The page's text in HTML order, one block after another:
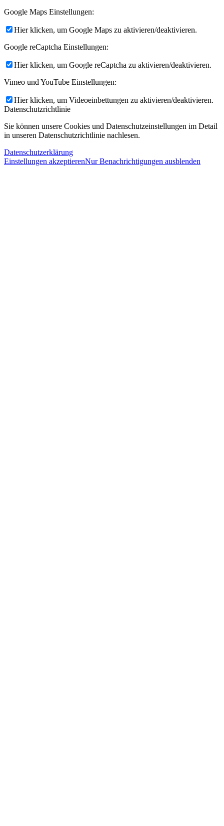
Google Maps Einstellungen:
Hier klicken, um Google Maps zu aktivieren/deaktivieren.
Google reCaptcha Einstellungen:
Hier klicken, um Google reCaptcha zu aktivieren/deaktivieren.
Vimeo und YouTube Einstellungen:
Hier klicken, um Videoeinbettungen zu aktivieren/deaktivieren.
Datenschutzrichtlinie
Sie können unsere Cookies und Datenschutzeinstellungen im Detail
in unseren Datenschutzrichtlinie nachlesen.
Datenschutzerklärung
Einstellungen akzeptierenNur Benachrichtigungen ausblenden